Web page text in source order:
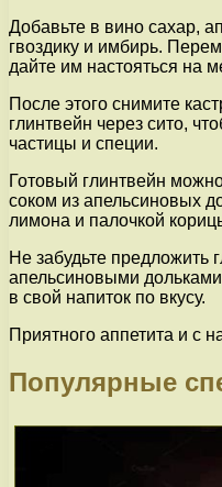
Добавьте в вино сахар,
гвоздику и имбирь.
дайте им настояться на
После этого снимите
глинтвейн через сито,
частицы и специи.
Готовый глинтвейн
соком из апельсиновых
лимона и палочкой
Не забудьте предложить
апельсиновыми
в свой напиток по вкусу.
Приятного аппетита и с
Популярные